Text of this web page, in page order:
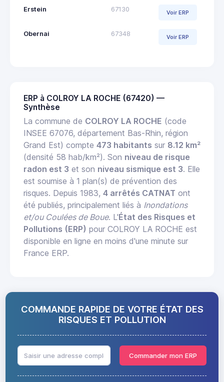
Erstein 67130 Voir ERP
Obernai 67348 Voir ERP
ERP à COLROY LA ROCHE (67420) —
Synthèse
La commune de COLROY LA ROCHE (code
INSEE 67076, département Bas-Rhin, région
Grand Est) compte 473 habitants sur 8.12 km²
(densité 58 hab/km²). Son niveau de risque
radon est 3 et son niveau sismique est 3. Elle
est soumise à 1 plan(s) de prévention des
risques. Depuis 1983, 4 arrêtés CATNAT ont
été publiés, principalement liés à Inondations
et/ou Coulées de Boue. L'État des Risques et
Pollutions (ERP) pour COLROY LA ROCHE est
disponible en ligne en moins d'une minute sur
France ERP.
COMMANDE RAPIDE DE VOTRE ÉTAT DES
RISQUES ET POLLUTION
Commander mon ERP